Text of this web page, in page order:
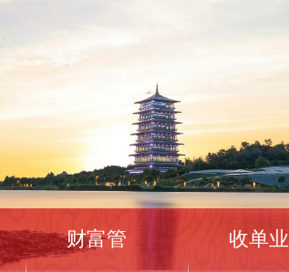
财富管 收单业